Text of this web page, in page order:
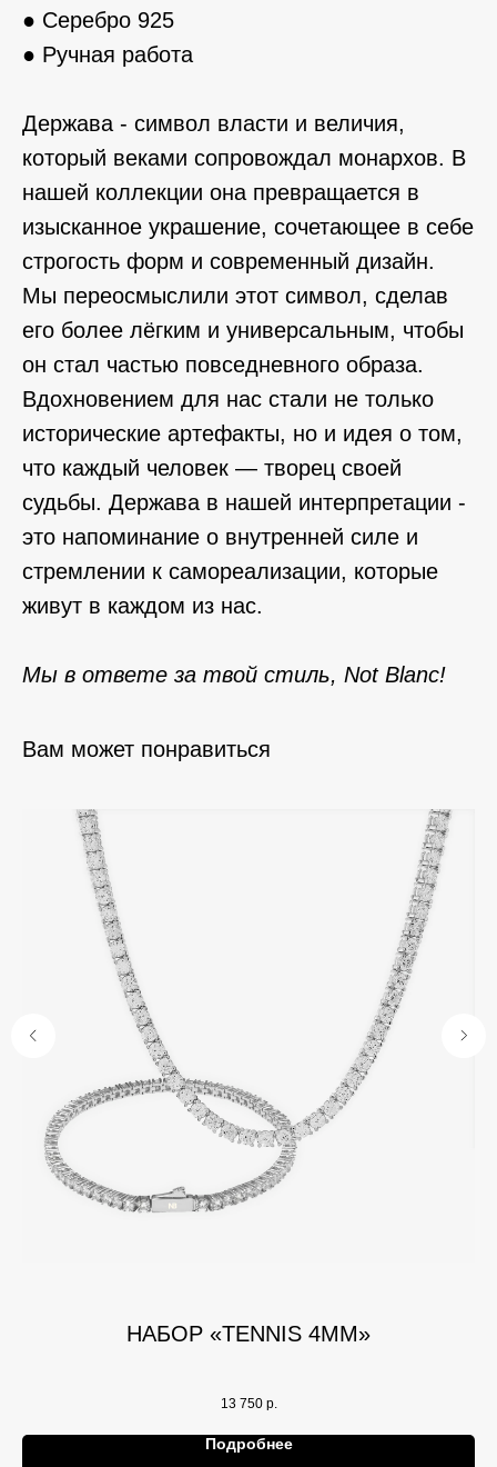
● Серебро 925
● Ручная работа
Держава - символ власти и величия,
который веками сопровождал монархов. В
нашей коллекции она превращается в
изысканное украшение, сочетающее в себе
строгость форм и современный дизайн.
Мы переосмыслили этот символ, сделав
его более лёгким и универсальным, чтобы
он стал частью повседневного образа.
Вдохновением для нас стали не только
исторические артефакты, но и идея о том,
что каждый человек — творец своей
судьбы. Держава в нашей интерпретации -
это напоминание о внутренней силе и
стремлении к самореализации, которые
живут в каждом из нас.
Мы в ответе за твой стиль, Not Blanc!
Вам может понравиться
НАБОР «TENNIS 4ММ»
13 750 р.
Подробнее